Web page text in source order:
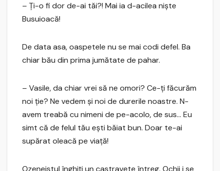
– Ţi-o fi dor de-ai tăi?! Mai ia d-acilea nişte
Busuioacă!
De data asa, oaspetele nu se mai codi defel. Ba
chiar bău din prima jumătate de pahar.
– Vasile, da chiar vrei să ne omori? Ce-ţi făcurăm
noi ţie? Ne vedem şi noi de durerile noastre. N-
avem treabă cu nimeni de pe-acolo, de sus… Eu
simt că de felul tău eşti băiat bun. Doar te-ai
supărat oleacă pe viaţă!
Ozeneistul înghiţi un castravete întreg. Ochii i se